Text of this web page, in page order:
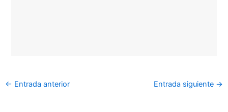
← Entrada anterior Entrada siguiente →